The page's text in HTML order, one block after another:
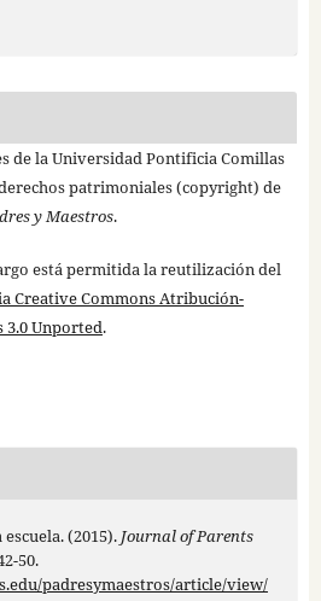
de la Universidad Pontificia Comillas
patrimoniales (copyright) de
y Maestros.
está permitida la reutilización del
Creative Commons Atribución-
3.0 Unported.
(2015). Journal of Parents
50.
padresymaestros/article/view/